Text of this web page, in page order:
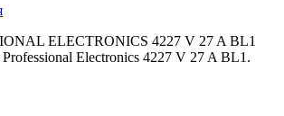
ELECTRONICS 4227 V 27 A BL1
Electronics 4227 V 27 A BL1.